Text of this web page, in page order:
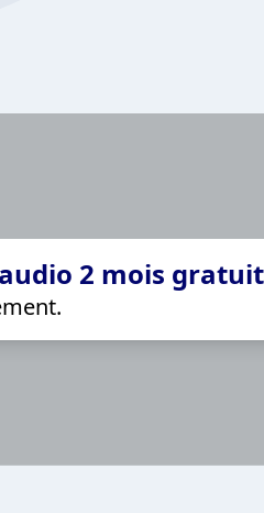
2 mois